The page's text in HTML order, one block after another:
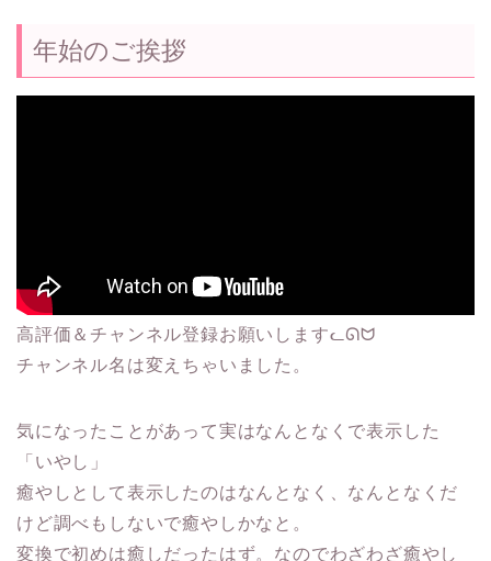
年始のご挨拶
高評価＆チャンネル登録お願いしますᓚᘏᗢ
チャンネル名は変えちゃいました。
気になったことがあって実はなんとなくで表示した
「いやし」
癒やしとして表示したのはなんとなく、なんとなくだ
けど調べもしないで癒やしかなと。
変換で初めは癒しだったはず。なのでわざわざ癒やし